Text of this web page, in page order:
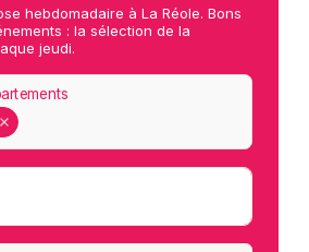
hebdomadaire à La Réole. Bons
: la sélection de la
jeudi.